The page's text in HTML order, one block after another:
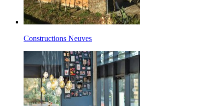
Constructions Neuves